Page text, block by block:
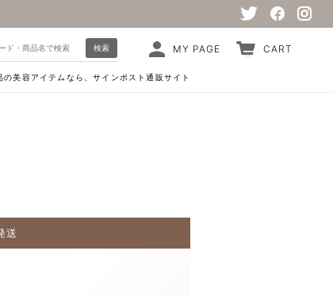
検索 MY PAGE CART
の美容アイテムなら、サインポスト通販サイト
送